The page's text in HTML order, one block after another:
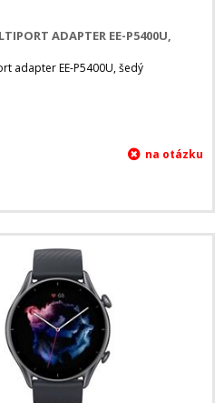
ADAPTER EE-P5400U,
adapter EE-P5400U, šedý